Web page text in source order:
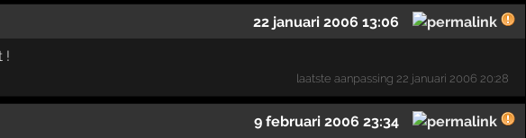
22 januari 2006 13:06
!
laatste aanpassing 22 januari 2006 20:28
9 februari 2006 23:34